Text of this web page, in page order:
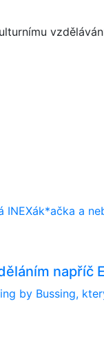
a
napříč
by Bussing,